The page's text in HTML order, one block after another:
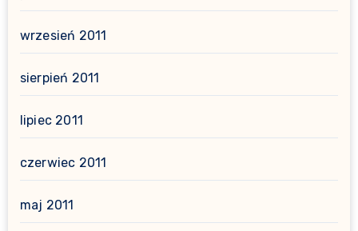
wrzesień 2011
sierpień 2011
lipiec 2011
czerwiec 2011
maj 2011